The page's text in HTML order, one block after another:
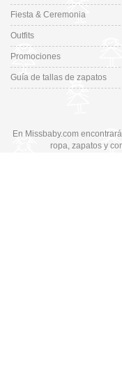
Fiesta & Ceremonia
Outfits
Promociones
Guía de tallas de zapatos
En Missbaby.com
ropa, zapatos y